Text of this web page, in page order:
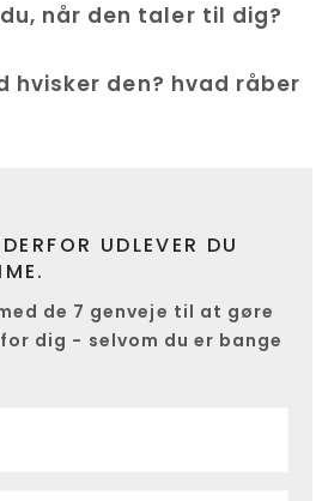
når den taler til dig?
hvisker den? hvad råber
UDLEVER DU
de 7 genveje til at gøre
dig - selvom du er bange